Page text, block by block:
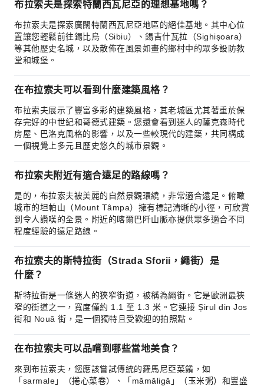
布拉索夫是探索特蘭西瓦尼亞的理想基地嗎？
布拉索夫是探索廣闊特蘭西瓦尼亞地區的絕佳基地。其中心位
置讓您輕鬆前往錫比烏（Sibiu）、錫吉什瓦拉（Sighișoara）
等其他歷史名城，以及散佈在風景如畫的鄉村中的眾多設防教
堂和城堡。
在布拉索夫可以看到什麼建築風格？
布拉索夫展示了豐富多彩的建築風格，其老城區尤其著重於保
存完好的中世紀和哥德式建築。您還會看到迷人的薩克森時代
房屋、巴洛克風格的影響，以及一些較現代的建築，共同構成
一個視覺上多元且歷史悠久的城市景觀。
布拉索夫附近有適合遠足的路線嗎？
是的，布拉索夫被美麗的自然景觀環繞，非常適合遠足。俯瞰
城市的坦帕山（Mount Tâmpa）擁有標記清晰的小徑，可欣賞
到令人讚嘆的全景。附近的喀爾巴阡山脈亦提供眾多適合不同
程度經驗的遠足路線。
布拉索夫的斯特拉街（Strada Sforii，繩街）是
什麼？
斯特拉街是一條迷人的狹窄街道，被稱為繩街。它是歐洲最狹
窄的街道之一，寬度僅約 1.1 至 1.3 米。它連接 Șirul din Jos
街和 Nouă 街，是一個獨特且受歡迎的拍照點。
在布拉索夫可以品嚐到哪些當地美食？
來到布拉索夫，您應該嘗試傳統的羅馬尼亞菜餚，如
「sarmale」（捲心菜卷）、「mămăligă」（玉米粥）和豐盛